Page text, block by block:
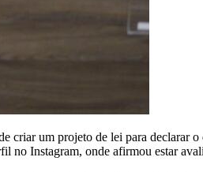
criar um projeto de lei para declarar
no Instagram, onde afirmou estar